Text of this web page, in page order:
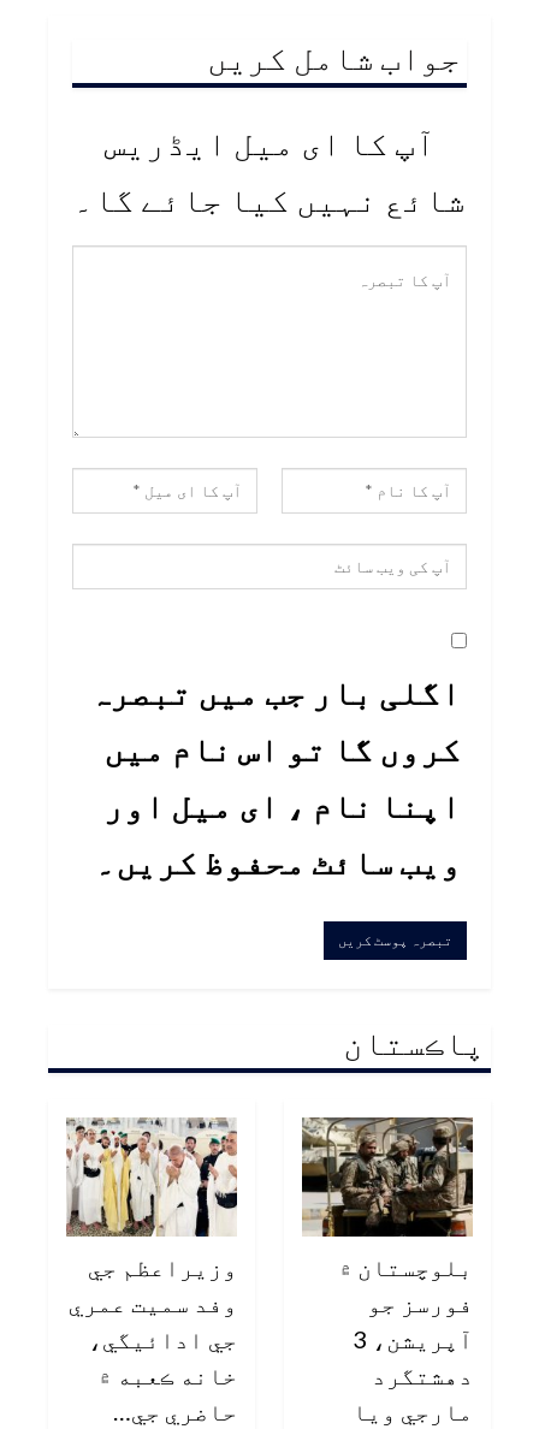
جواب شامل کریں
آپ کا ای میل ایڈریس
شائع نہیں کیا جائے گا۔
اگلی بار جب میں تبصرہ
کروں گا تو اس نام میں
اپنا نام ، ای میل اور
ویب سائٹ محفوظ کریں۔
پاڪستان
بلوچستان ۾
فورسز جو
آپريشن، 3
دهشتگرد
مارجي ويا
وزيراعظم جي
وفد سميت عمري
جي ادائيگي،
خانه ڪعبه ۾
حاضري جي…